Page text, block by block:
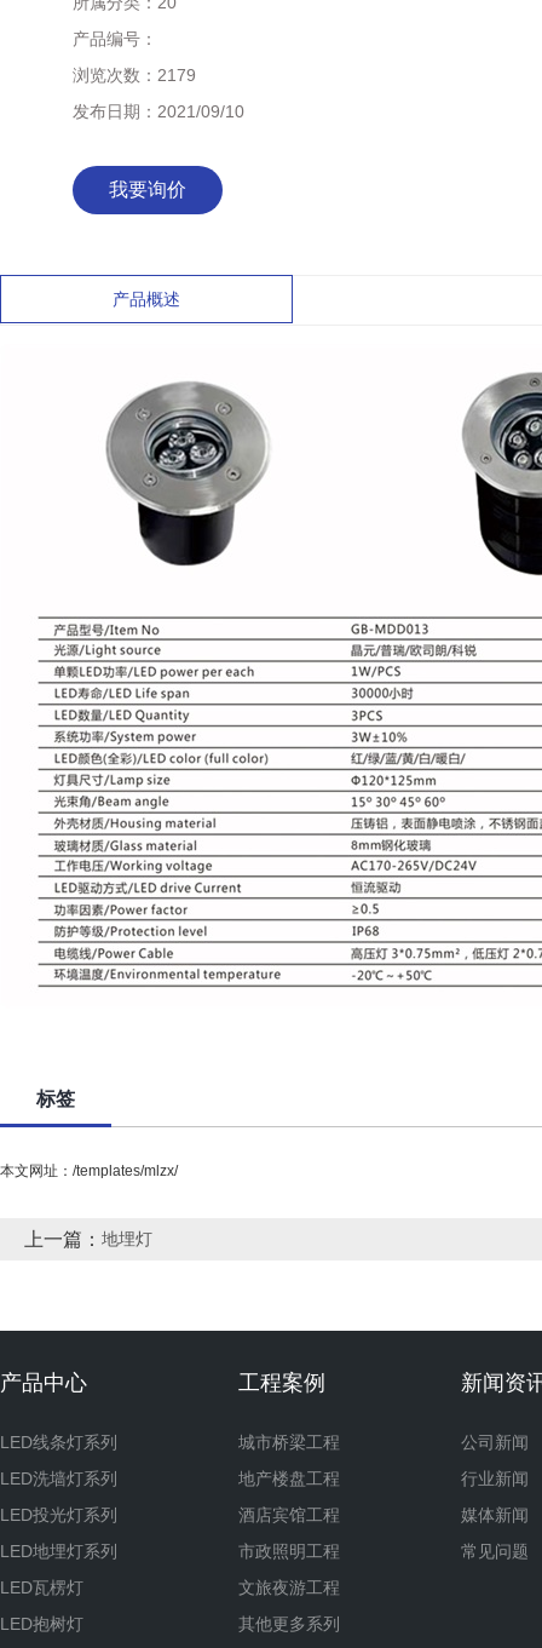
产品编号：
浏览次数： 2179
发布日期： 2021/09/10
我要询价
产品概述
标签
本文网址：/templates/mlzx/
上一篇： 地埋灯
产品中心
LED线条灯系列
LED洗墙灯系列
LED投光灯系列
LED地埋灯系列
LED瓦楞灯
LED抱树灯
工程案例
城市桥梁工程
地产楼盘工程
酒店宾馆工程
市政照明工程
文旅夜游工程
其他更多系列
新闻资
公司新闻
行业新闻
媒体新闻
常见问题